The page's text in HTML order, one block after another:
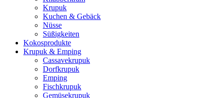
Krupuk
Kuchen & Gebäck
Nüsse
Süßigkeiten
Kokosprodukte
Krupuk & Emping
Cassavekrupuk
Dorfkrupuk
Emping
Fischkrupuk
Gemüsekrupuk